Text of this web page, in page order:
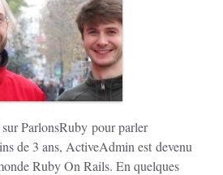
ParlonsRuby pour parler
de 3 ans, ActiveAdmin est devenu
Ruby On Rails. En quelques